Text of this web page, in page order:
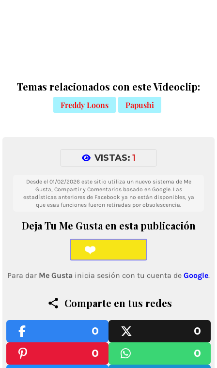
Temas relacionados con este Videoclip:
Freddy Loons Papushi
VISTAS: 1
Desde el 01/02/2026 este sitio utiliza un nuevo sistema de Me
Gusta, Compartir y Comentarios basado en Google. Las
estadísticas anteriores de Facebook ya no están disponibles, ya
que esas funciones fueron retiradas por obsolescencia.
Deja Tu Me Gusta en esta publicación
❤️
Para dar Me Gusta inicia sesión con tu cuenta de Google.
Comparte en tus redes
0
0
0
0